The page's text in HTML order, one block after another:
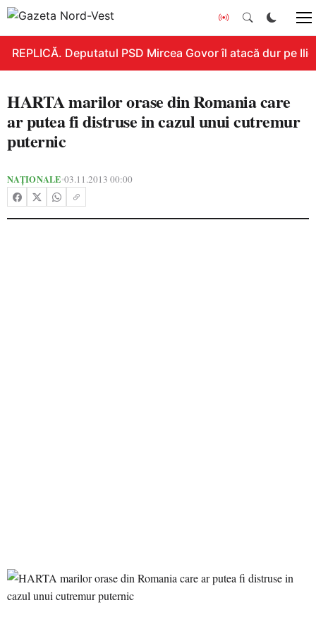
REPLICĂ. Deputatul PSD Mircea Govor îl atacă dur pe
HARTA marilor orase din Romania care
ar putea fi distruse in cazul unui cutremur
puternic
NAȚIONALE•03.11.2013 00:00